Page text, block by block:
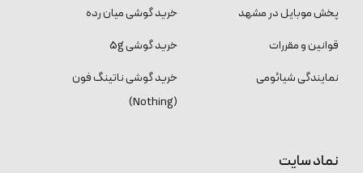
پخش موبایل در مشهد
قوانین و مقررات
نمایندگی شیائومی
خرید گوشی میان رده
خرید گوشی 5g
خرید گوشی ناتینگ فون
(Nothing)
نماد سایت